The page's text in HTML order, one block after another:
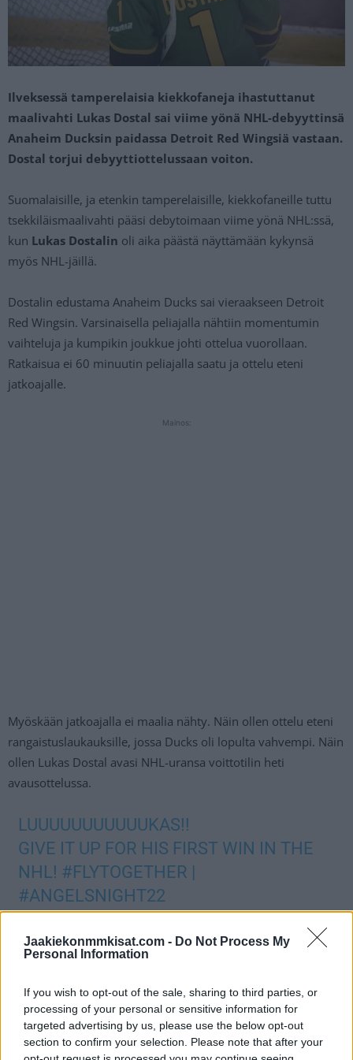
Jaakiekonmmkisat.com - Do Not Process My
Personal Information
If you wish to opt-out of the sale, sharing to third parties, or
processing of your personal or sensitive information for
targeted advertising by us, please use the below opt-out
section to confirm your selection. Please note that after your
Ilveksessä tamperelaisia kiekkofaneja ihastuttanut
maalivahti Lukas Dostal sai viime yönä NHL-debyyttinsä
Anaheim Ducksin paidassa Detroit Red Wingsiä vastaan.
Dostal torjui debyyttiottelussaan voiton.
Suomalaisille, ja etenkin tamperelaisille, kiekkofaneille tuttu
tsekkiläismaalivahti pääsi debytoimaan viime yönä NHL:ssä,
kun Lukas Dostalin oli aika päästä näyttämään kykynsä
myös NHL-jäillä.
Dostalin edustama Anaheim Ducks sai vieraakseen Detroit
Red Wingsin. Varsinaisella peliajalla nähtiin momentumin
vaihteluja ja kumpikin joukkue johti ottelua vuorollaan.
Ratkaisua ei 60 minuutin peliajalla saatu ja ottelu eteni
jatkoajalle.
Mainos:
Myöskään jatkoajalla ei maalia nähty. Näin ollen ottelu eteni
rangaistuslaukauksille, jossa Ducks oli lopulta vahvempi. Näin
ollen Lukas Dostal avasi NHL-uransa voittotilin heti
avausottelussa.
LUUUUUUUUUUUKAS!!
GIVE IT UP FOR HIS FIRST WIN IN THE
NHL! #FLYTOGETHER |
#ANGELSNIGHT22
PIC.TWITTER.COM/ZCCGVUWSCC
— Anaheim Ducks (@AnaheimDucks)
Jos twiitti ei näy laitteellasi voit katsoa sen suoraanTwitteristä
Ilveksessä liigajäillä ihastuttanut Dostal venyi ottelun aikana